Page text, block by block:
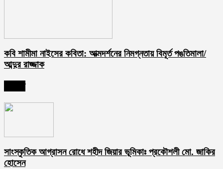
কবি শামীমা নাইসের কবিতা: আত্মদর্শনের নিমগ্নতায় বিমূর্ত পঙতিমালা/
আব্দুর রাজ্জাক
সাংস্কৃতিক আগ্রাসন রোধে শহীদ জিয়ার ভূমিকাঃ প্রকৌশলী মো. জাকির
হোসেন